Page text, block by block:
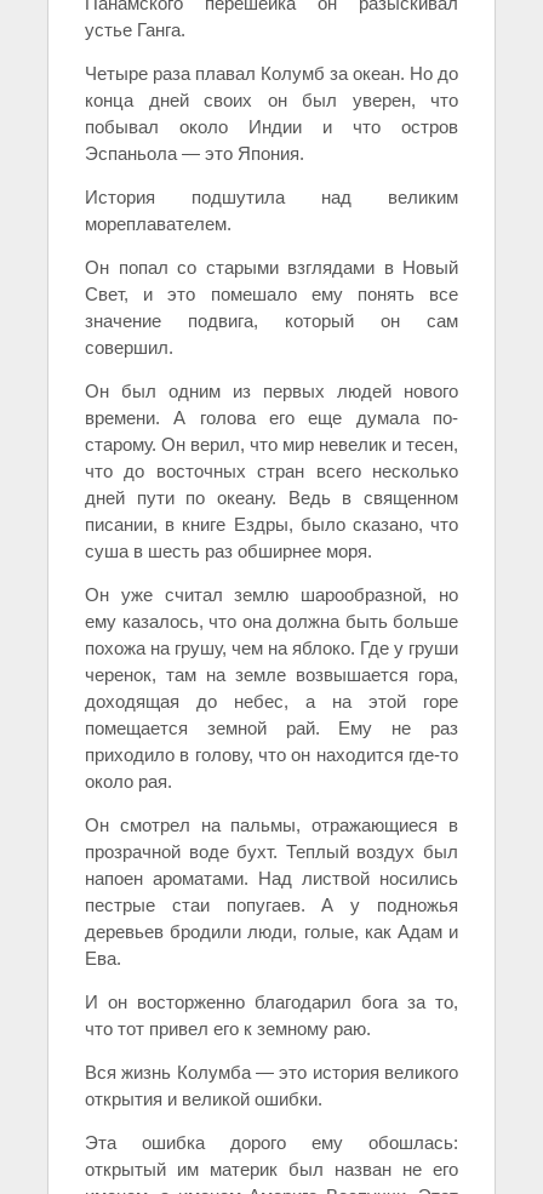
устье Ганга.
Четыре раза плавал Колумб за океан. Но до
конца дней своих он был уверен, что
побывал около Индии и что остров
Эспаньола — это Япония.
История подшутила над великим
мореплавателем.
Он попал со старыми взглядами в Новый
Свет, и это помешало ему понять все
значение подвига, который он сам
совершил.
Он был одним из первых людей нового
времени. А голова его еще думала по-
старому. Он верил, что мир невелик и тесен,
что до восточных стран всего несколько
дней пути по океану. Ведь в священном
писании, в книге Ездры, было сказано, что
суша в шесть раз обширнее моря.
Он уже считал землю шарообразной, но
ему казалось, что она должна быть больше
похожа на грушу, чем на яблоко. Где у груши
черенок, там на земле возвышается гора,
доходящая до небес, а на этой горе
помещается земной рай. Ему не раз
приходило в голову, что он находится где-то
около рая.
Он смотрел на пальмы, отражающиеся в
прозрачной воде бухт. Теплый воздух был
напоен ароматами. Над листвой носились
пестрые стаи попугаев. А у подножья
деревьев бродили люди, голые, как Адам и
Ева.
И он восторженно благодарил бога за то,
что тот привел его к земному раю.
Вся жизнь Колумба — это история великого
открытия и великой ошибки.
Эта ошибка дорого ему обошлась:
открытый им материк был назван не его